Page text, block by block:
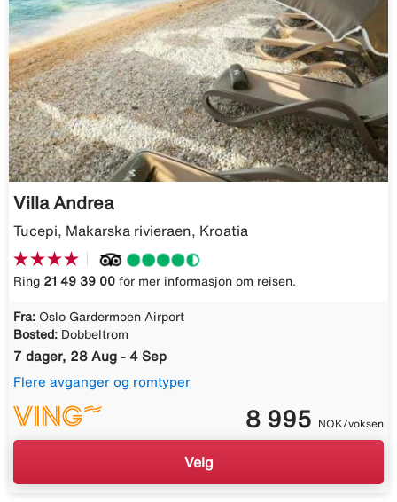
Villa Andrea
Tucepi, Makarska rivieraen, Kroatia
Ring 21 49 39 00 for mer informasjon om reisen.
Fra: Oslo Gardermoen Airport
Bosted: Dobbeltrom
7 dager, 28 Aug - 4 Sep
Flere avganger og romtyper
8 995 NOK/voksen
Velg